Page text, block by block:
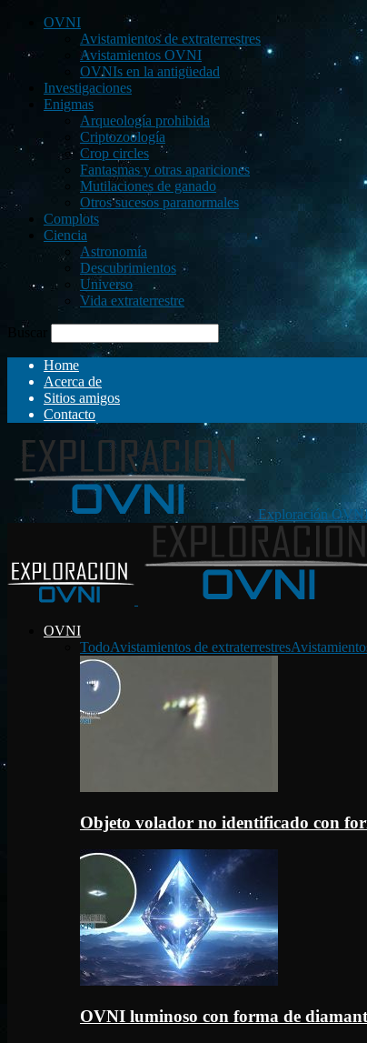
OVNI
Avistamientos de extraterrestres
Avistamientos OVNI
OVNIs en la antigüedad
Investigaciones
Enigmas
Arqueología prohibida
Criptozoología
Crop circles
Fantasmas y otras apariciones
Mutilaciones de ganado
Otros sucesos paranormales
Complots
Ciencia
Astronomía
Descubrimientos
Universo
Vida extraterrestre
Buscar
Home
Acerca de
Sitios amigos
Contacto
Exploración
OVNI
TodoAvistamientos de extraterrestres
Objeto volador no identificado con
OVNI luminoso con forma de